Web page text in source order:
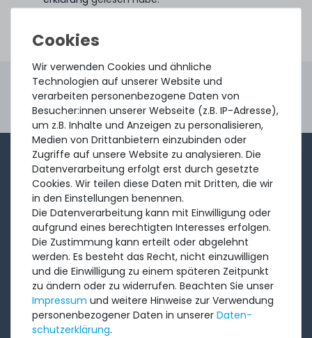
4.96 /5.00aus8.500Bewertungen
Gebraucht. Geprüft. Geliefert.
1-2x im Monat sendet André aus dem Vertriebsteam
eine kurze, knackige Mail mit Angeboten, neu
eingetroffenen Produkten und Informationen, die Sie
interessieren könnten. Probieren Sie's!
Abonnieren
Ich möchte Ihren Newsletter erhalten und akzeptiere
dieDatenschutzerklärung.
Wir verwenden Cookies und ähnliche
Technologien auf unserer Website und
verarbeiten personenbezogene Daten von
Besucher:innen unserer Webseite (z.B. IP-Adresse),
um z.B. Inhalte und Anzeigen zu personalisieren,
Medien von Drittanbietern einzubinden oder
Zugriffe auf unsere Website zu analysieren. Die
Datenverarbeitung erfolgt erst durch gesetzte
Cookies. Wir teilen diese Daten mit Dritten, die wir
in den Einstellungen benennen.
Die Datenverarbeitung kann mit Einwilligung oder
aufgrund eines berechtigten Interesses erfolgen.
Die Zustimmung kann erteilt oder abgelehnt
werden. Es besteht das Recht, nicht einzuwilligen
und die Einwilligung zu einem späteren Zeitpunkt
zu ändern oder zu widerrufen. Beachten Sie unser
Impressum und weitere Hinweise zur Verwendung
personenbezogener Daten in unserer Daten­
schutz­erklärung.